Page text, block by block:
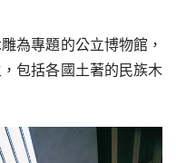
為專題的公立博物館，
包括各國土著的民族木